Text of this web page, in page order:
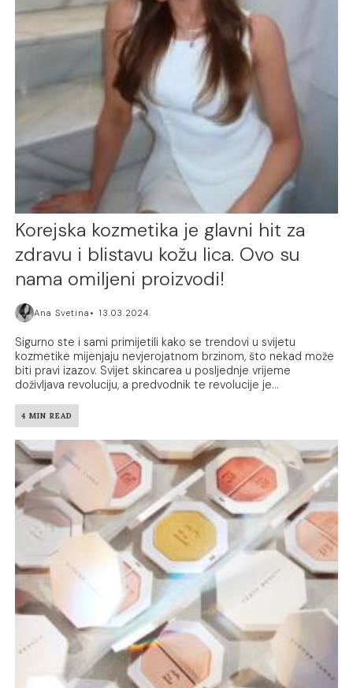
Korejska kozmetika je glavni hit za
zdravu i blistavu kožu lica. Ovo su
nama omiljeni proizvodi!
Ana Svetina 13.03.2024.
Sigurno ste i sami primijetili kako se trendovi u svijetu
kozmetike mijenjaju nevjerojatnom brzinom, što nekad može
biti pravi izazov. Svijet skincarea u posljednje vrijeme
doživljava revoluciju, a predvodnik te revolucije je...
4 MIN READ